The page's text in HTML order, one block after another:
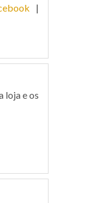
|
loja e os